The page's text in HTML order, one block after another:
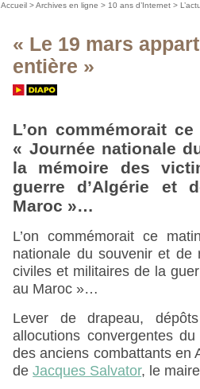
Accueil >Archives en ligne > 10 ans d’Internet >
« Le 19 mars
entière »
L’on commémorait
« Journée nationale
la mémoire des
guerre d’Algérie et
Maroc »…
L’on commémorait ce
nationale du souvenir et de
civiles et militaires de la
au Maroc »…
Lever de drapeau,
allocutions convergentes
des anciens combattants en
deJacques Salvator, le